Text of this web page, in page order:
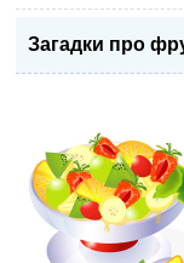
Загадки про